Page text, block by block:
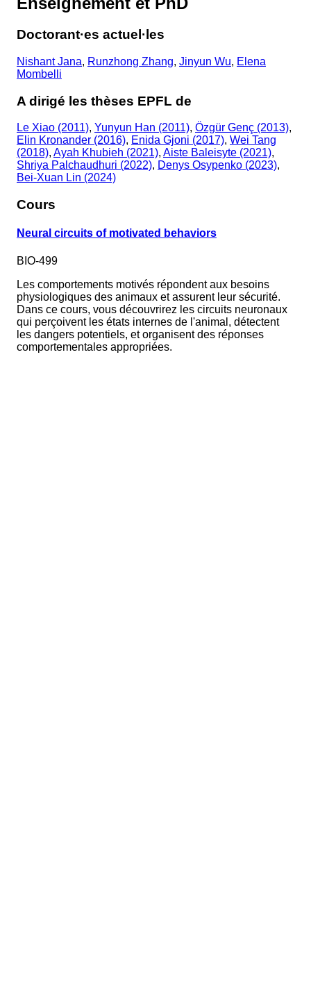
Doctorant·es actuel·les
Nishant Jana, Runzhong Zhang, Jinyun Wu, Elena
Mombelli
A dirigé les thèses EPFL de
Le Xiao (2011), Yunyun Han (2011), Özgür Genç (2013),
Elin Kronander (2016), Enida Gjoni (2017), Wei Tang
(2018), Ayah Khubieh (2021), Aiste Baleisyte (2021),
Shriya Palchaudhuri (2022), Denys Osypenko (2023),
Bei-Xuan Lin (2024)
Cours
Neural circuits of motivated behaviors
BIO-499
Les comportements motivés répondent aux besoins
physiologiques des animaux et assurent leur sécurité.
Dans ce cours, vous découvrirez les circuits neuronaux
qui perçoivent les états internes de l'animal, détectent
les dangers potentiels, et organisent des réponses
comportementales appropriées.